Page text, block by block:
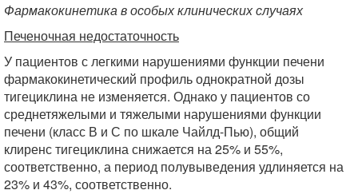
Фармакокинетика в особых клинических случаях
Печеночная недостаточность
У пациентов с легкими нарушениями функции печени
фармакокинетический профиль однократной дозы
тигециклина не изменяется. Однако у пациентов со
среднетяжелыми и тяжелыми нарушениями функции
печени (класс В и С по шкале Чайлд-Пью), общий
клиренс тигециклина снижается на 25% и 55%,
соответственно, а период полувыведения удлиняется на
23% и 43%, соответственно.